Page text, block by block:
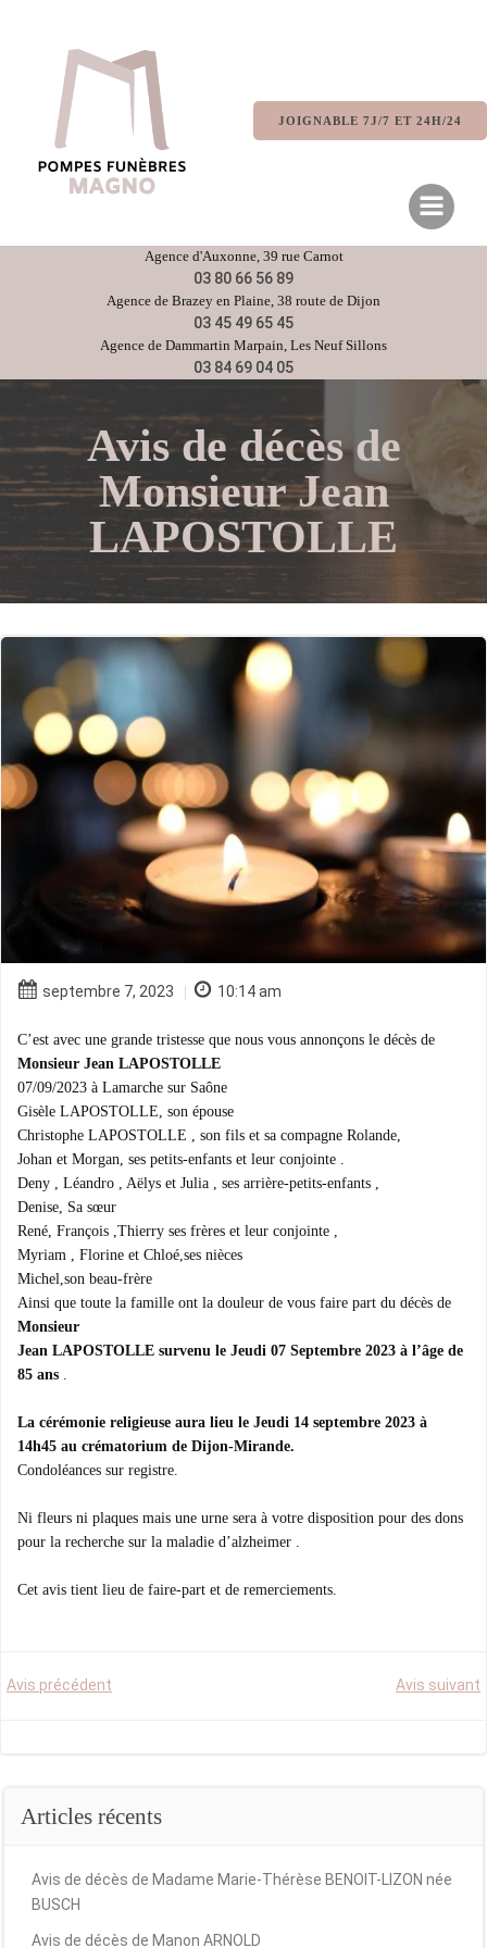
JOIGNABLE 7J/7 ET 24H/24
Agence d'Auxonne, 39 rue Carnot
03 80 66 56 89
Agence de Brazey en Plaine, 38 route de Dijon
03 45 49 65 45
Agence de Dammartin Marpain, Les Neuf Sillons
03 84 69 04 05
Avis de décès de
Monsieur Jean
LAPOSTOLLE
septembre 7, 2023 10:14 am
C’est avec une grande tristesse que nous vous annonçons le décès de
Monsieur Jean LAPOSTOLLE
07/09/2023 à Lamarche sur Saône
Gisèle LAPOSTOLLE, son épouse
Christophe LAPOSTOLLE , son fils et sa compagne Rolande,
Johan et Morgan, ses petits-enfants et leur conjointe .
Deny , Léandro , Aëlys et Julia , ses arrière-petits-enfants ,
Denise, Sa sœur
René, François ,Thierry ses frères et leur conjointe ,
Myriam , Florine et Chloé,ses nièces
Michel,son beau-frère
Ainsi que toute la famille ont la douleur de vous faire part du décès de
Monsieur
Jean LAPOSTOLLE survenu le Jeudi 07 Septembre 2023 à l’âge de
85 ans .
La cérémonie religieuse aura lieu le Jeudi 14 septembre 2023 à
14h45 au crématorium de Dijon-Mirande.
Condoléances sur registre.
Ni fleurs ni plaques mais une urne sera à votre disposition pour des dons
pour la recherche sur la maladie d’alzheimer .
Cet avis tient lieu de faire-part et de remerciements.
Post
Avis précédent Avis suivant
Articles récents
Avis de décès de Madame Marie-Thérèse BENOIT-LIZON née
BUSCH
Avis de décès de Manon ARNOLD